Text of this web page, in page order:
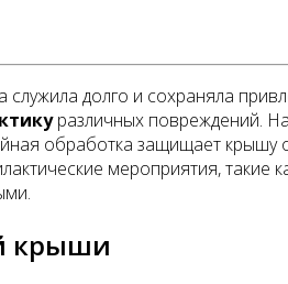
долго и сохраняла
различных повреждений.
обработка защищает
мероприятия, такие
крыши